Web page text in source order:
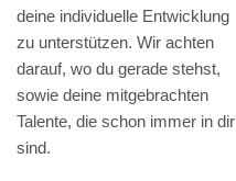
deine individuelle Entwicklung
zu unterstützen. Wir achten
darauf, wo du gerade stehst,
sowie deine mitgebrachten
Talente, die schon immer in dir
sind.